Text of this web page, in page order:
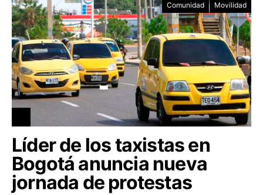
Comunidad Movilidad
Líder de los taxistas en
Bogotá anuncia nueva
jornada de protestas